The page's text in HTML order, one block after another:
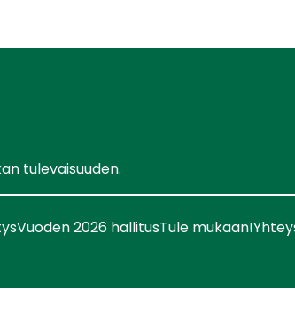
tulevaisuuden.
Vuoden 2026 hallitusTule mukaan!